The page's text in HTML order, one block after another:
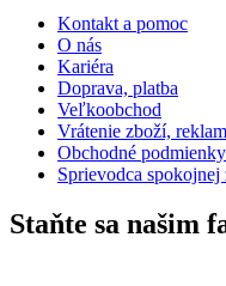
Kontakt a pomoc
O nás
Kariéra
Doprava, platba
Veľkoobchod
Vrátenie zboží,
Obchodné podmienky
Sprievodca spokojnej
Staňte sa našim